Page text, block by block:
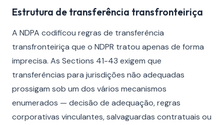
Estrutura de transferência transfronteiriça
A NDPA codificou regras de transferência
transfronteiriça que o NDPR tratou apenas de forma
imprecisa. As Sections 41-43 exigem que
transferências para jurisdições não adequadas
prossigam sob um dos vários mecanismos
enumerados — decisão de adequação, regras
corporativas vinculantes, salvaguardas contratuais ou